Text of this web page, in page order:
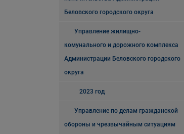
Беловского городского округа
Управление жилищно-
комунального и дорожного комплекса
Администрации Беловского городского
округа
2023 год
Управление по делам гражданской
обороны и чрезвычайным ситуациям